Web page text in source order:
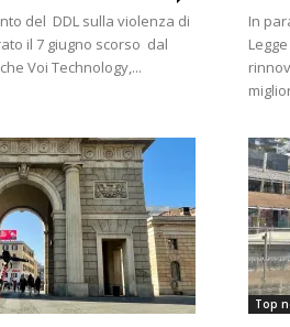
del DDL sulla violenza di
il 7 giugno scorso dal
Voi Technology,...
In
Top